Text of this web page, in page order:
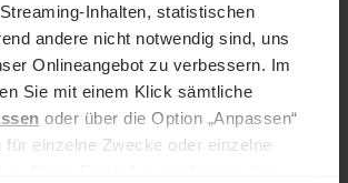
Inhalten, statistischen
andere nicht notwendig sind, uns
Onlineangebot zu verbessern. Im
Sie mit einem Klick sämtliche
oder über die Option „Anpassen“
für einzelne Zwecke oder einzelne
Professional
Hamburg
(m/w/d)